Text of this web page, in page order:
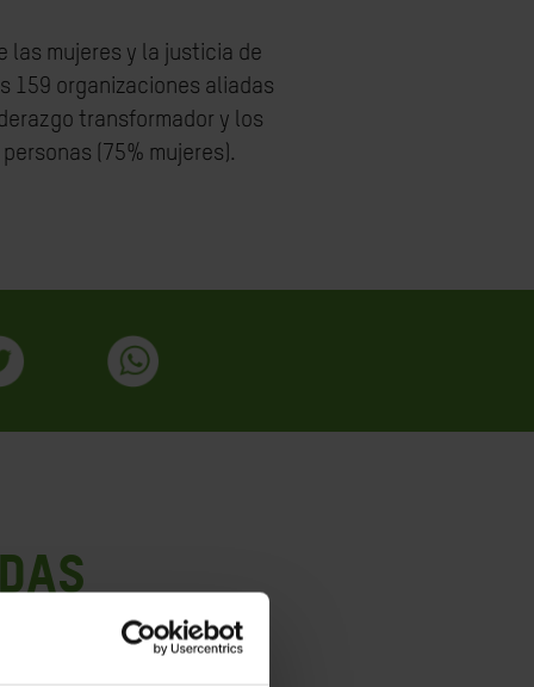
las mujeres y la justicia de
159 organizaciones aliadas
transformador y los
(75% mujeres).